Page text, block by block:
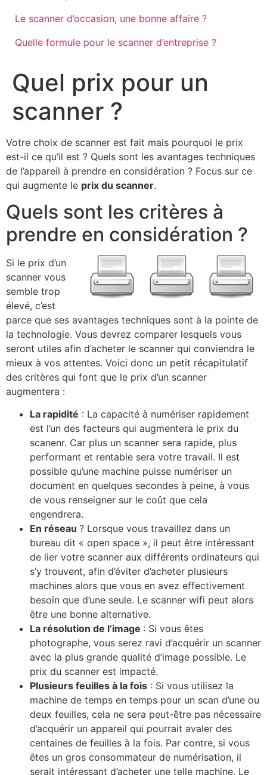
Le scanner d’occasion, une bonne affaire ?
Quelle formule pour le scanner d’entreprise ?
Quel prix pour un
scanner ?
Votre choix de scanner est fait mais pourquoi le prix
est-il ce qu’il est ? Quels sont les avantages techniques
de l’appareil à prendre en considération ? Focus sur ce
qui augmente le prix du scanner.
Quels sont les critères à
prendre en considération ?
Si le prix d’un
scanner vous
semble trop
élevé, c’est
parce que ses avantages techniques sont à la pointe de
la technologie. Vous devrez comparer lesquels vous
seront utiles afin d’acheter le scanner qui conviendra le
mieux à vos attentes. Voici donc un petit récapitulatif
des critères qui font que le prix d’un scanner
augmentera :
La rapidité : La capacité à numériser rapidement
est l’un des facteurs qui augmentera le prix du
scanenr. Car plus un scanner sera rapide, plus
performant et rentable sera votre travail. Il est
possible qu’une machine puisse numériser un
document en quelques secondes à peine, à vous
de vous renseigner sur le coût que cela
engendrera.
En réseau ? Lorsque vous travaillez dans un
bureau dit « open space », il peut être intéressant
de lier votre scanner aux différents ordinateurs qui
s’y trouvent, afin d’éviter d’acheter plusieurs
machines alors que vous en avez effectivement
besoin que d’une seule. Le scanner wifi peut alors
être une bonne alternative.
La résolution de l’image : Si vous êtes
photographe, vous serez ravi d’acquérir un scanner
avec la plus grande qualité d’image possible. Le
prix du scanner est impacté.
Plusieurs feuilles à la fois : Si vous utilisez la
machine de temps en temps pour un scan d’une ou
deux feuilles, cela ne sera peut-être pas nécessaire
d’acquérir un appareil qui pourrait avaler des
centaines de feuilles à la fois. Par contre, si vous
êtes un gros consommateur de numérisation, il
serait intéressant d’acheter une telle machine. Le